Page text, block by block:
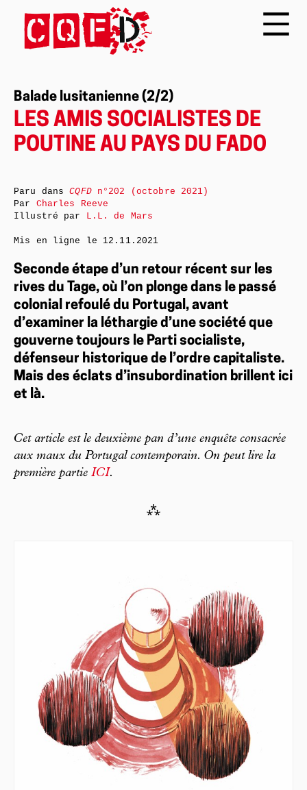
Balade lusitanienne (2/2)
LES AMIS SOCIALISTES DE
POUTINE AU PAYS DU FADO
Seconde étape d’un retour récent sur les
rives du Tage, où l’on plonge dans le passé
colonial refoulé du Portugal, avant
d’examiner la léthargie d’une société que
gouverne toujours le Parti socialiste,
défenseur historique de l’ordre capitaliste.
Mais des éclats d’insubordination brillent ici
et là.
Cet article est le deuxième pan d’une enquête consacrée
aux maux du Portugal contemporain. On peut lire la
première partie ICI.
⁂
Paru dansCQFDn°202 (octobre 2021)
Par Charles Reeve
Illustré par L.L. de Mars
Mis en ligne le 12.11.2021